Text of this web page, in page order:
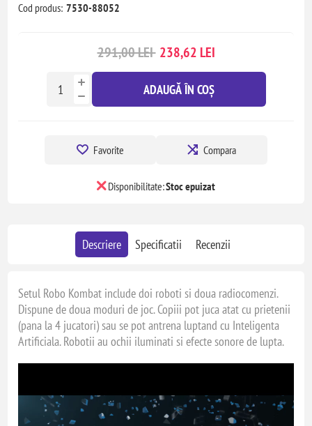
Cod produs: 7530-88052
291,00 LEI 238,62 LEI
ADAUGĂ ÎN COȘ
Favorite Compara
Disponibilitate:Stoc epuizat
Descriere Specificatii Recenzii
Setul Robo Kombat include doi roboti si doua radiocomenzi.
Dispune de doua moduri de joc. Copiii pot juca atat cu prietenii
(pana la 4 jucatori) sau se pot antrena luptand cu Inteligenta
Artificiala. Robotii au ochii iluminati si efecte sonore de lupta.